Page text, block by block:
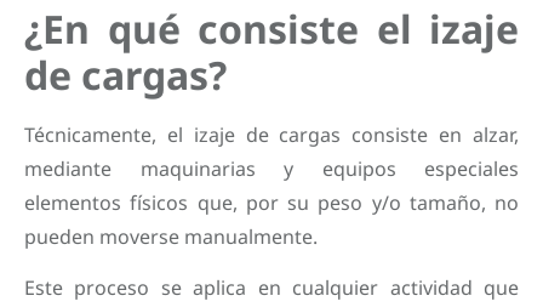
¿En qué consiste el izaje
de cargas?
Técnicamente, el izaje de cargas consiste en alzar,
mediante maquinarias y equipos especiales
elementos físicos que, por su peso y/o tamaño, no
pueden moverse manualmente.
Este proceso se aplica en cualquier actividad que